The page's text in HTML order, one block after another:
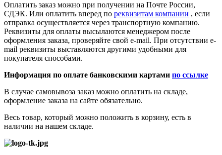
Оплатить заказ можно при получении на Почте России,
СДЭК. Или оплатить вперед по реквизитам компании , если
отправка осуществляется через транспортную компанию.
Реквизиты для оплаты высылаются менеджером после
оформления заказа, проверяйте свой e-mail. При отсутствии e-
mail реквизиты выставляются другими удобными для
покупателя способами.
Информация по оплате банковскими картами по ссылке
В случае самовывоза заказ можно оплатить на складе,
оформление заказа на сайте обязательно.
Весь товар, который можно положить в корзину, есть в
наличии на нашем складе.